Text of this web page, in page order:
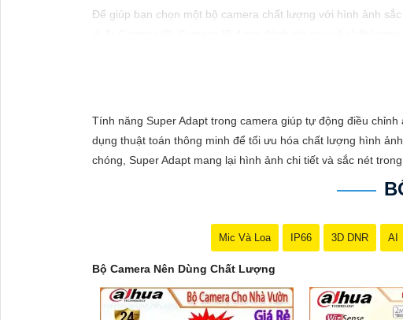
Để giúp bạn chọn một bộ camera chất lượng với hình ảnh
Camera Analog HD (AHD): Camera AHD cung cấp
Camera 360 độ: Để giám sát toàn diện môi trường,
Hãy xem xét nhu cầu và ngân sách của bạn để chọn bộ
Tính năng Super Adapt trong camera giúp tự động điều
dụng thuật toán thông minh để tối ưu hóa chất lượng hình
chóng, Super Adapt mang lại hình ảnh chi tiết và sắc nét trong
Mic Và Loa IP66 3D DNR AI
Bộ Camera Nên Dùng Chất Lượng